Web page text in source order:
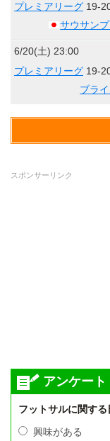
プレミアリーグ 19-
サウサン
6/20(土) 23:00
プレミアリーグ 19-
ブラ
スポンサーリンク
アンケート
フットサルに関す
興味がある